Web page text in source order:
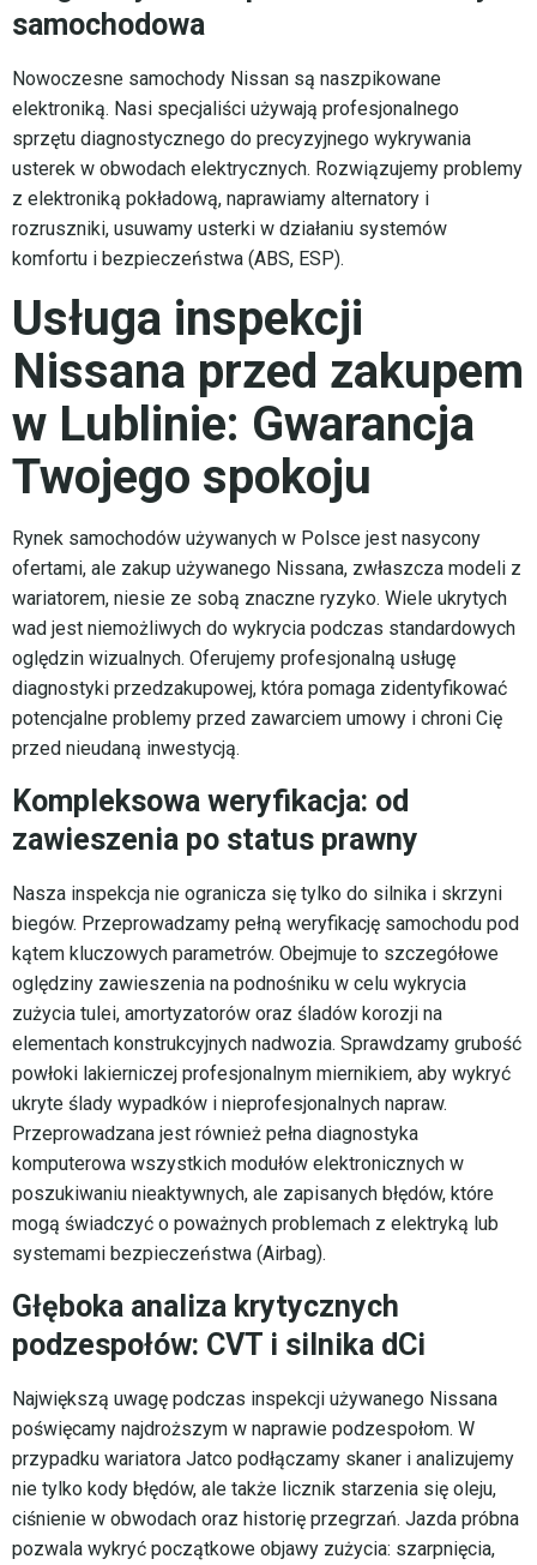
samochodowa
Nowoczesne samochody Nissan są naszpikowane
elektroniką. Nasi specjaliści używają profesjonalnego
sprzętu diagnostycznego do precyzyjnego wykrywania
usterek w obwodach elektrycznych. Rozwiązujemy problemy
z elektroniką pokładową, naprawiamy alternatory i
rozruszniki, usuwamy usterki w działaniu systemów
komfortu i bezpieczeństwa (ABS, ESP).
Usługa inspekcji
Nissana przed zakupem
w Lublinie: Gwarancja
Twojego spokoju
Rynek samochodów używanych w Polsce jest nasycony
ofertami, ale zakup używanego Nissana, zwłaszcza modeli z
wariatorem, niesie ze sobą znaczne ryzyko. Wiele ukrytych
wad jest niemożliwych do wykrycia podczas standardowych
oględzin wizualnych. Oferujemy profesjonalną usługę
diagnostyki przedzakupowej, która pomaga zidentyfikować
potencjalne problemy przed zawarciem umowy i chroni Cię
przed nieudaną inwestycją.
Kompleksowa weryfikacja: od
zawieszenia po status prawny
Nasza inspekcja nie ogranicza się tylko do silnika i skrzyni
biegów. Przeprowadzamy pełną weryfikację samochodu pod
kątem kluczowych parametrów. Obejmuje to szczegółowe
oględziny zawieszenia na podnośniku w celu wykrycia
zużycia tulei, amortyzatorów oraz śladów korozji na
elementach konstrukcyjnych nadwozia. Sprawdzamy grubość
powłoki lakierniczej profesjonalnym miernikiem, aby wykryć
ukryte ślady wypadków i nieprofesjonalnych napraw.
Przeprowadzana jest również pełna diagnostyka
komputerowa wszystkich modułów elektronicznych w
poszukiwaniu nieaktywnych, ale zapisanych błędów, które
mogą świadczyć o poważnych problemach z elektryką lub
systemami bezpieczeństwa (Airbag).
Głęboka analiza krytycznych
podzespołów: CVT i silnika dCi
Największą uwagę podczas inspekcji używanego Nissana
poświęcamy najdroższym w naprawie podzespołom. W
przypadku wariatora Jatco podłączamy skaner i analizujemy
nie tylko kody błędów, ale także licznik starzenia się oleju,
ciśnienie w obwodach oraz historię przegrzań. Jazda próbna
pozwala wykryć początkowe objawy zużycia: szarpnięcia,